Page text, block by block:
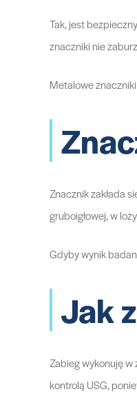
Tak, jest
znaczniki nie
Metalowe
Znacznik zakłada
gruboigłowej, w
Gdyby wynik
Jak
Zabieg wykonuję w
kontrolą USG,